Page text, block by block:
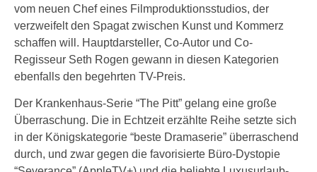
vom neuen Chef eines Filmproduktionsstudios, der
verzweifelt den Spagat zwischen Kunst und Kommerz
schaffen will. Hauptdarsteller, Co-Autor und Co-
Regisseur Seth Rogen gewann in diesen Kategorien
ebenfalls den begehrten TV-Preis.
Der Krankenhaus-Serie “The Pitt” gelang eine große
Überraschung. Die in Echtzeit erzählte Reihe setzte sich
in der Königskategorie “beste Dramaserie” überraschend
durch, und zwar gegen die favorisierte Büro-Dystopie